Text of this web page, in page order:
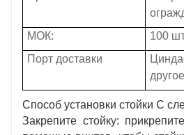
МОК: 100
Порт доставки
другое
Способ установки стойки C
Закрепите стойку: